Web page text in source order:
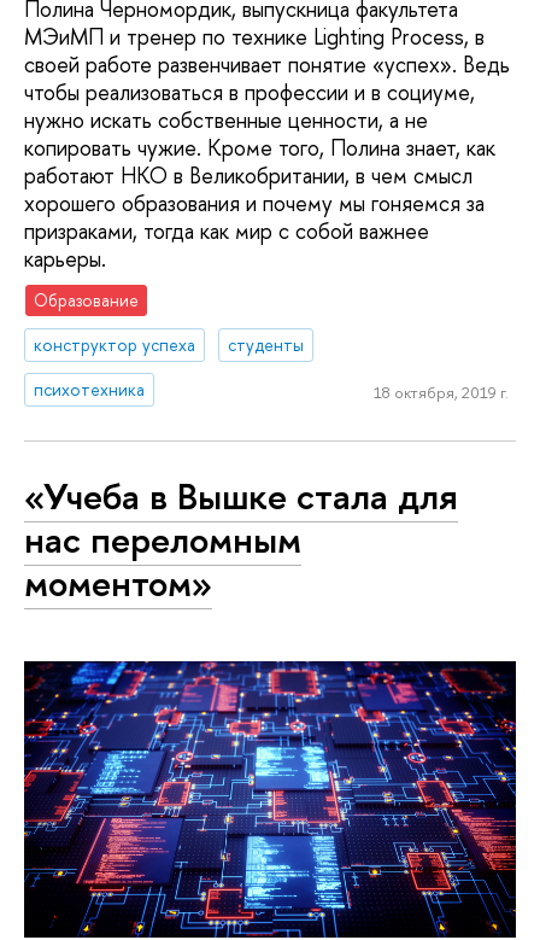
Полина Черномордик, выпускница факультета
МЭиМП и тренер по технике Lighting Process, в
своей работе развенчивает понятие «успех». Ведь
чтобы реализоваться в профессии и в социуме,
нужно искать собственные ценности, а не
копировать чужие. Кроме того, Полина знает, как
работают НКО в Великобритании, в чем смысл
хорошего образования и почему мы гоняемся за
призраками, тогда как мир с собой важнее
карьеры.
Образование
конструктор успеха
студенты
психотехника
18 октября, 2019 г.
«Учеба в Вышке стала для
нас переломным
моментом»